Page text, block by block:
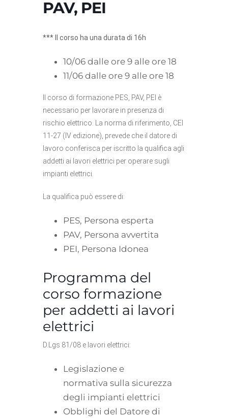
PAV, PEI
*** Il corso ha una durata di 16h
10/06 dalle ore 9 alle ore 18
11/06 dalle ore 9 alle ore 18
Il corso di formazione PES, PAV, PEI è
necessario per lavorare in presenza di
rischio elettrico. La norma di riferimento, CEI
11-27 (IV edizione), prevede che il datore di
lavoro conferisca per iscritto la qualifica agli
addetti ai lavori elettrici per operare sugli
impianti elettrici.
La qualifica può essere di:
PES, Persona esperta
PAV, Persona avvertita
PEI, Persona Idonea
Programma del
corso formazione
per addetti ai lavori
elettrici
D.Lgs 81/08 e lavori elettrici:
Legislazione e
normativa sulla sicurezza
degli impianti elettrici
Obblighi del Datore di